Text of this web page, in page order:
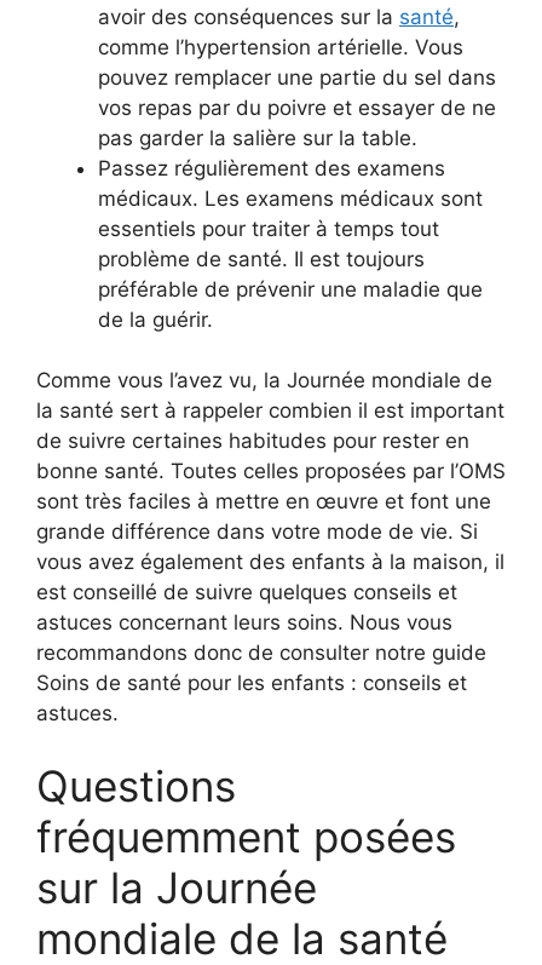
avoir des conséquences sur la santé,
comme l’hypertension artérielle. Vous
pouvez remplacer une partie du sel dans
vos repas par du poivre et essayer de ne
pas garder la salière sur la table.
Passez régulièrement des examens
médicaux. Les examens médicaux sont
essentiels pour traiter à temps tout
problème de santé. Il est toujours
préférable de prévenir une maladie que
de la guérir.
Comme vous l’avez vu, la Journée mondiale de
la santé sert à rappeler combien il est important
de suivre certaines habitudes pour rester en
bonne santé. Toutes celles proposées par l’OMS
sont très faciles à mettre en œuvre et font une
grande différence dans votre mode de vie. Si
vous avez également des enfants à la maison, il
est conseillé de suivre quelques conseils et
astuces concernant leurs soins. Nous vous
recommandons donc de consulter notre guide
Soins de santé pour les enfants : conseils et
astuces.
Questions
fréquemment posées
sur la Journée
mondiale de la santé